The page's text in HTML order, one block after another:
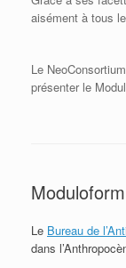
aisément à tous
Le NeoConsortium
présenter le
Le Bureau de
dans